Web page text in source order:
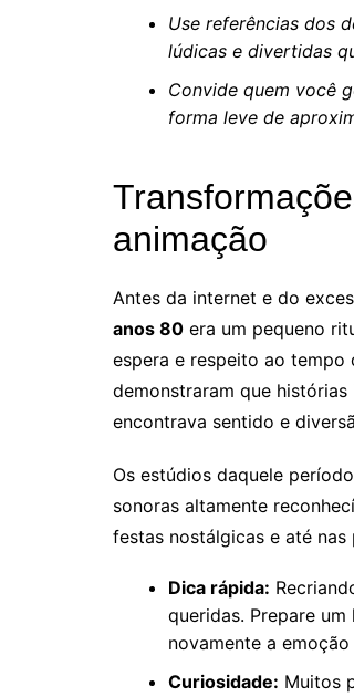
Use referências dos
lúdicas e divertidas
Convide quem você
forma leve de
animação
Antes da internet e do
anos 80 era um pequeno
espera e respeito ao
demonstraram que
encontrava sentido e
Os estúdios daquele
sonoras altamente
festas nostálgicas e até
Dica rápida:
queridas. Prepare
novamente a
Curiosidade: Muitos